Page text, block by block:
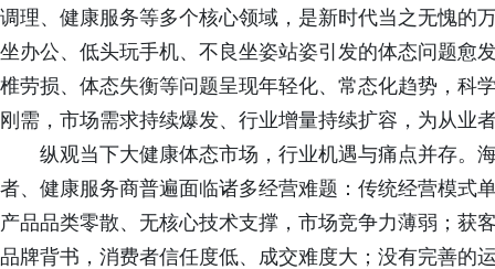
调理、健康服务等多个核心领域，是新时代当之无愧的
坐办公、低头玩手机、不良坐姿站姿引发的体态问题愈
椎劳损、体态失衡等问题呈现年轻化、常态化趋势，科
刚需，市场需求持续爆发、行业增量持续扩容，为从业
纵观当下大健康体态市场，行业机遇与痛点并存。
者、健康服务商普遍面临诸多经营难题：传统经营模式
产品品类零散、无核心技术支撑，市场竞争力薄弱；获
品牌背书，消费者信任度低、成交难度大；没有完善的